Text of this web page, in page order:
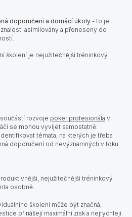
doporučení a domácí úkoly - to je
asimilovány a přeneseny do
školení je nejužitečnější tréninkový
rozvoje poker profesionála v
se mohou vyvíjet samostatně:
témata, na kterých je třeba
doporučení od nevýznamných v toku
nejužitečnější tréninkový
osobně.
školení může být značná,
přinášejí maximální zisk a nejrychleji